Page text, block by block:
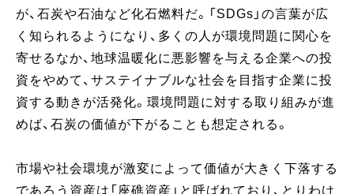
が、石炭や石油など化石燃料だ。「SDGs」の言葉が広
く知られるようになり、多くの人が環境問題に関心を
寄せるなか、地球温暖化に悪影響を与える企業への投
資をやめて、サステイナブルな社会を目指す企業に投
資する動きが活発化。環境問題に対する取り組みが進
めば、石炭の価値が下がることも想定される。
市場や社会環境が激変によって価値が大きく下落する
であろう資産は「座礁資産」と呼ばれており、とりわけ